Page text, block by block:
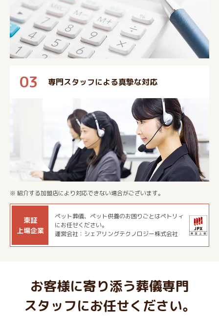
03 専門スタッフによる真摯な対応
※ 紹介する加盟店により対応できない場合がございます。
東証
上場企業
ペット葬儀、ペット供養のお困りごとはペトリィ
にお任せください。
運営会社：シェアリングテクノロジー株式会社
お客様に寄り添う葬儀専門
スタッフにお任せください。